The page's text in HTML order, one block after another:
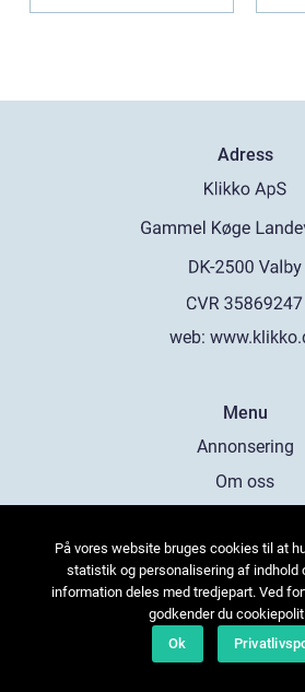
Adress
web:
Menu
Annonsering
Om oss
Kontakta oss
Sitemap
På vores website bruges cookies til at
statistik og personalisering af indhold
information deles med tredjepart. Ved
godkender du
Ok